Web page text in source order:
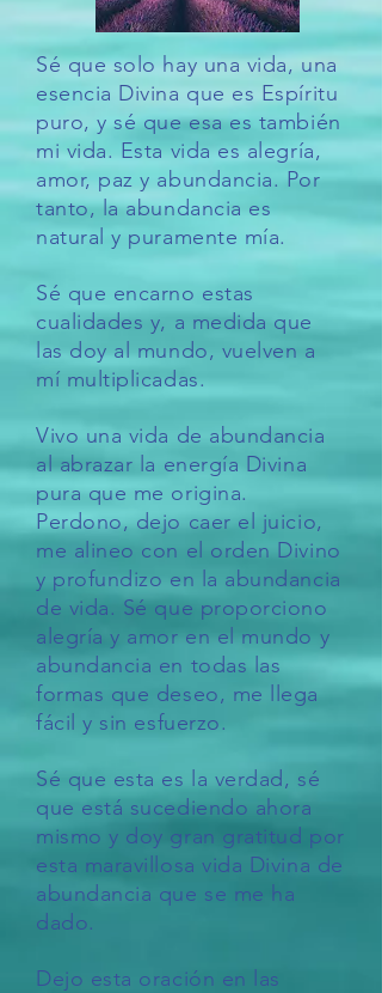
Sé que solo hay una vida, una
esencia Divina que es Espíritu
puro, y sé que esa es también
mi vida. Esta vida es alegría,
amor, paz y abundancia. Por
tanto, la abundancia es
natural y puramente mía.
Sé que encarno estas
cualidades y, a medida que
las doy al mundo, vuelven a
mí multiplicadas.
Vivo una vida de abundancia
al abrazar la energía Divina
pura que me origina.
Perdono, dejo caer el juicio,
me alineo con el orden Divino
y profundizo en la abundancia
de vida. Sé que proporciono
alegría y amor en el mundo y
abundancia en todas las
formas que deseo, me llega
fácil y sin esfuerzo.
Sé que esta es la verdad, sé
que está sucediendo ahora
mismo y doy gran gratitud por
esta maravillosa vida Divina de
abundancia que se me ha
dado.
Dejo esta oración en las